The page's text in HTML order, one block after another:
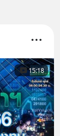
15:18